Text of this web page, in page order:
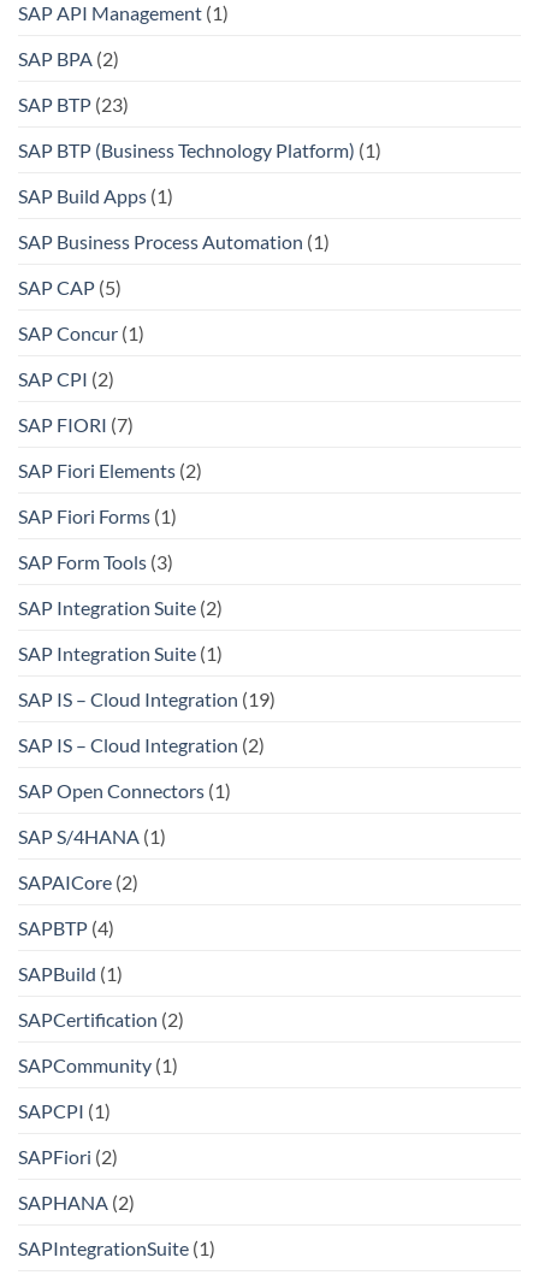
SAP API Management (1)
SAP BPA (2)
SAP BTP (23)
SAP BTP (Business Technology Platform) (1)
SAP Build Apps (1)
SAP Business Process Automation (1)
SAP CAP (5)
SAP Concur (1)
SAP CPI (2)
SAP FIORI (7)
SAP Fiori Elements (2)
SAP Fiori Forms (1)
SAP Form Tools (3)
SAP Integration Suite (2)
SAP Integration Suite (1)
SAP IS – Cloud Integration (19)
SAP IS – Cloud Integration (2)
SAP Open Connectors (1)
SAP S/4HANA (1)
SAPAICore (2)
SAPBTP (4)
SAPBuild (1)
SAPCertification (2)
SAPCommunity (1)
SAPCPI (1)
SAPFiori (2)
SAPHANA (2)
SAPIntegrationSuite (1)